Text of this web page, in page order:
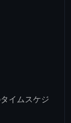
イムスケジ